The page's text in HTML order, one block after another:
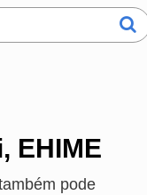
EHIME
pode